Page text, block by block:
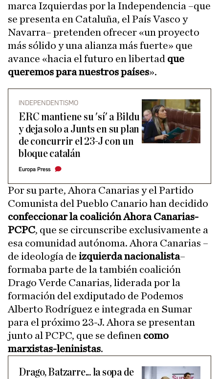
marca Izquierdas por la Independencia –que
se presenta en Cataluña, el País Vasco y
Navarra– pretenden ofrecer «un proyecto
más sólido y una alianza más fuerte» que
avance «hacia el futuro en libertad que
queremos para nuestros países».
INDEPENDENTISMO
ERC mantiene su 'sí' a Bildu
y deja solo a Junts en su plan
de concurrir el 23-J con un
bloque catalán
Europa Press
Por su parte, Ahora Canarias y el Partido
Comunista del Pueblo Canario han decidido
confeccionar la coalición Ahora Canarias-
PCPC, que se circunscribe exclusivamente a
esa comunidad autónoma. Ahora Canarias –
de ideología de izquierda nacionalista–
formaba parte de la también coalición
Drago Verde Canarias, liderada por la
formación del exdiputado de Podemos
Alberto Rodríguez e integrada en Sumar
para el próximo 23-J. Ahora se presentan
junto al PCPC, que se definen como
marxistas-leninistas.
Drago, Batzarre... la sopa de